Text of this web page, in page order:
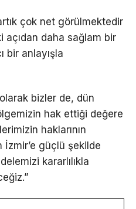
çok net görülmektedir
açıdan daha sağlam bir
bir anlayışla
bizler de, dün
hak ettiği değere
haklarının
İzmir’e güçlü şekilde
kararlılıkla